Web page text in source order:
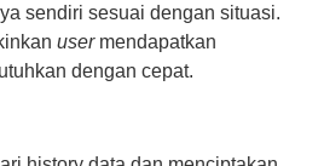
sendiri sesuai dengan situasi.
usermendapatkan
dengan cepat.